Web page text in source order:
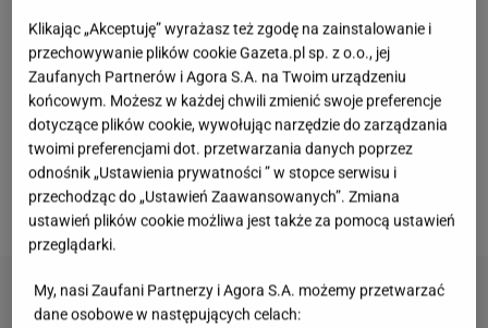
odważna mieszanka, ale całość daje efekt wow! Nie
brakuje tu wyrazistych dodatków w postaci
designerskich wazonów, oryginalnych uchwytów
meblowych, kolorowych pojemników do
przechowywania. Łazienka wygląda jak z bajki!
Wiemy, że projektem zajęło się studio Craft of
Interior.
Klikając „Akceptuję” wyrażasz też zgodę na zainstalowanie i
przechowywanie plików cookie Gazeta.pl sp. z o.o., jej
Zaufanych Partnerów i Agora S.A. na Twoim urządzeniu
końcowym. Możesz w każdej chwili zmienić swoje preferencje
dotyczące plików cookie, wywołując narzędzie do zarządzania
twoimi preferencjami dot. przetwarzania danych poprzez
odnośnik „Ustawienia prywatności ” w stopce serwisu i
przechodząc do „Ustawień Zaawansowanych”. Zmiana
ustawień plików cookie możliwa jest także za pomocą ustawień
przeglądarki.
My, nasi Zaufani Partnerzy i Agora S.A. możemy przetwarzać
dane osobowe w następujących celach: